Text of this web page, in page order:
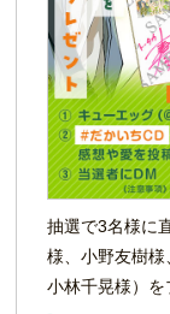
抽選で3名様に
様、小野友樹様
小林千晃様）を